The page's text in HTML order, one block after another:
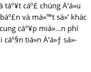
cáº£ chúng Ä‘á»u
và má»™t sá»‘ khác
cáº¥p miá»…n phí
tiá»n Ä‘á»ƒ sá»­